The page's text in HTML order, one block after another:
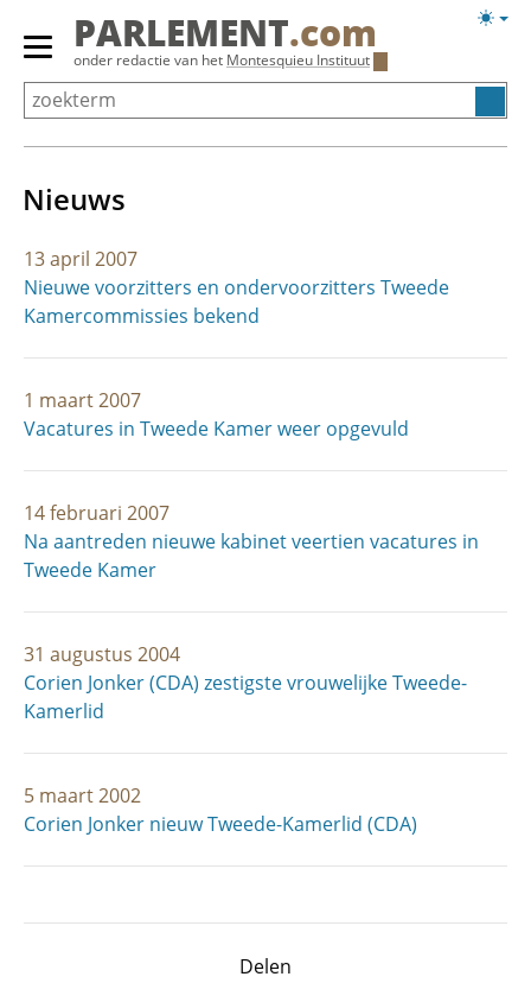
Overslaan
Primair
menu
tonen/verbergen
PARLEMENT.com
onder redactie van het Montesquieu Instituut
Nieuws
13 april 2007
Nieuwe voorzitters en ondervoorzitters Tweede
Kamercommissies bekend
1 maart 2007
Vacatures in Tweede Kamer weer opgevuld
14 februari 2007
Na aantreden nieuwe kabinet veertien vacatures in
Tweede Kamer
31 augustus 2004
Corien Jonker (CDA) zestigste vrouwelijke Tweede-
Kamerlid
5 maart 2002
Corien Jonker nieuw Tweede-Kamerlid (CDA)
Delen